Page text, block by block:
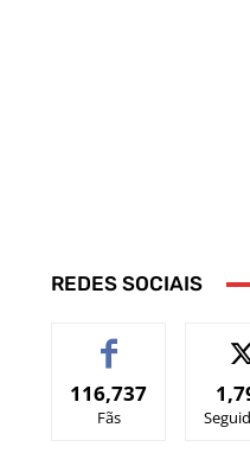
REDES SOCIAIS
116,737
Fãs